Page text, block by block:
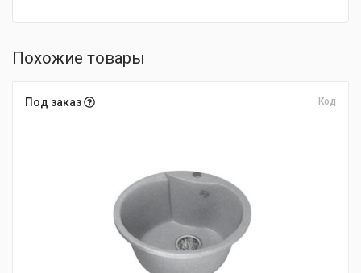
Похожие товары
Под заказ Код